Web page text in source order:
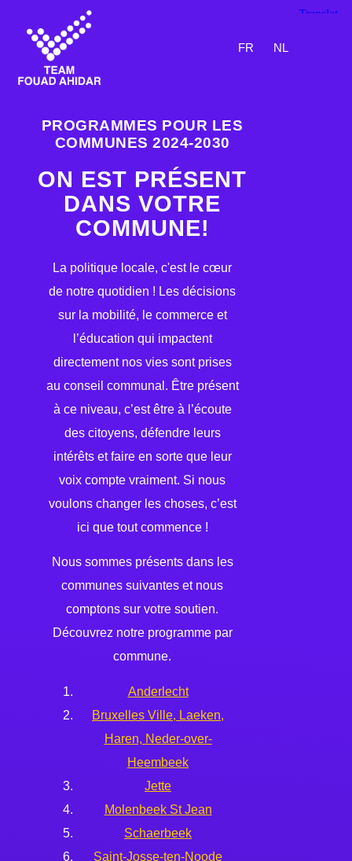
FR NL
PROGRAMMES POUR LES
COMMUNES 2024-2030
ON EST PRÉSENT
DANS VOTRE
COMMUNE!
La politique locale, c'est le cœur
de notre quotidien ! Les décisions
sur la mobilité, le commerce et
l’éducation qui impactent
directement nos vies sont prises
au conseil communal. Être présent
à ce niveau, c’est être à l’écoute
des citoyens, défendre leurs
intérêts et faire en sorte que leur
voix compte vraiment. Si nous
voulons changer les choses, c’est
ici que tout commence !
Nous sommes présents dans les
communes suivantes et nous
comptons sur votre soutien.
Découvrez notre programme par
commune.
Anderlecht
Bruxelles Ville, Laeken,
Haren, Neder-over-
Heembeek
Jette
Molenbeek St Jean
Schaerbeek
Saint-Josse-ten-Noode